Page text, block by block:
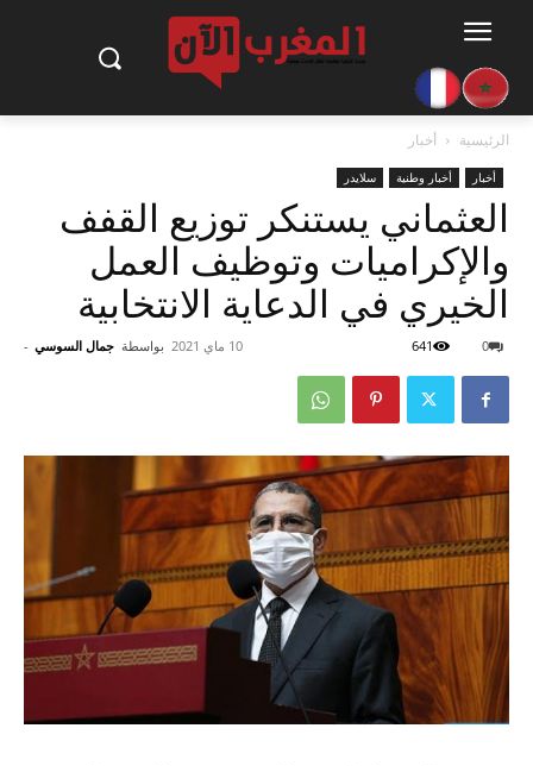
الرئيسية أخبار
أخبار أخبار وطنية سلايدر
العثماني يستنكر توزيع القفف
والإكراميات وتوظيف العمل
الخيري في الدعاية الانتخابية
بواسطة جمال السوسي - 10 ماي 2021 0
641